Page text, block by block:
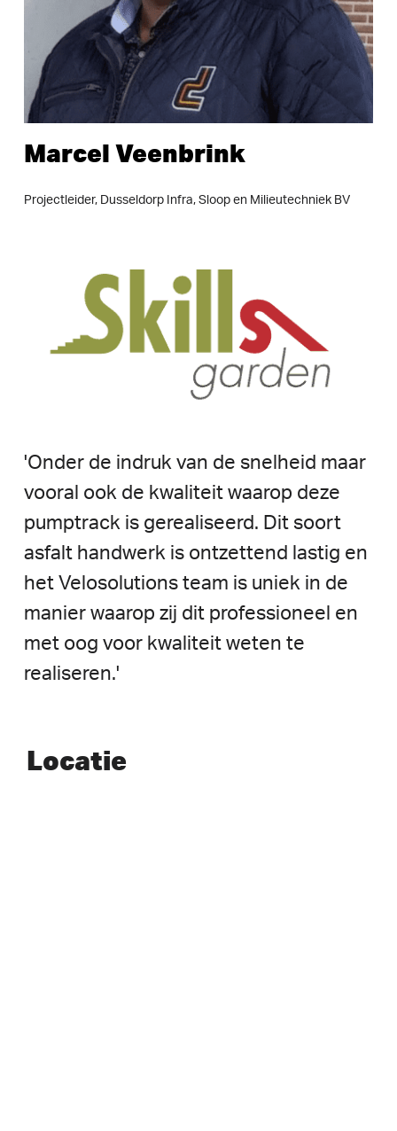
MarcelVeenbrink
Projectleider, Dusseldorp Infra, Sloop en Milieutechniek BV
'Onder de indruk van de snelheid maar
vooral ook de kwaliteit waarop deze
pumptrack is gerealiseerd. Dit soort
asfalt handwerk is ontzettend lastig en
het Velosolutions team is uniek in de
manier waarop zij dit professioneel en
met oog voor kwaliteit weten te
realiseren.'
Locatie